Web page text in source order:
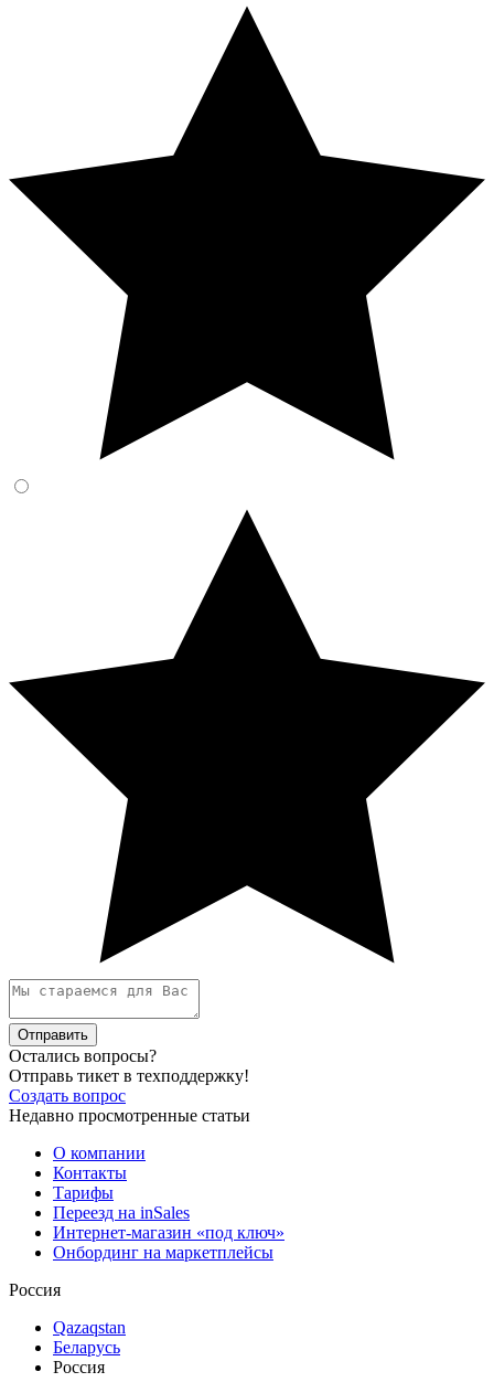
Отправить
Остались вопросы?
Отправь тикет в техподдержку!
Создать вопрос
Недавно просмотренные статьи
О компании
Контакты
Тарифы
Переезд на inSales
Интернет-магазин «под ключ»
Онбординг на маркетплейсы
Россия
Qazaqstan
Беларусь
Россия